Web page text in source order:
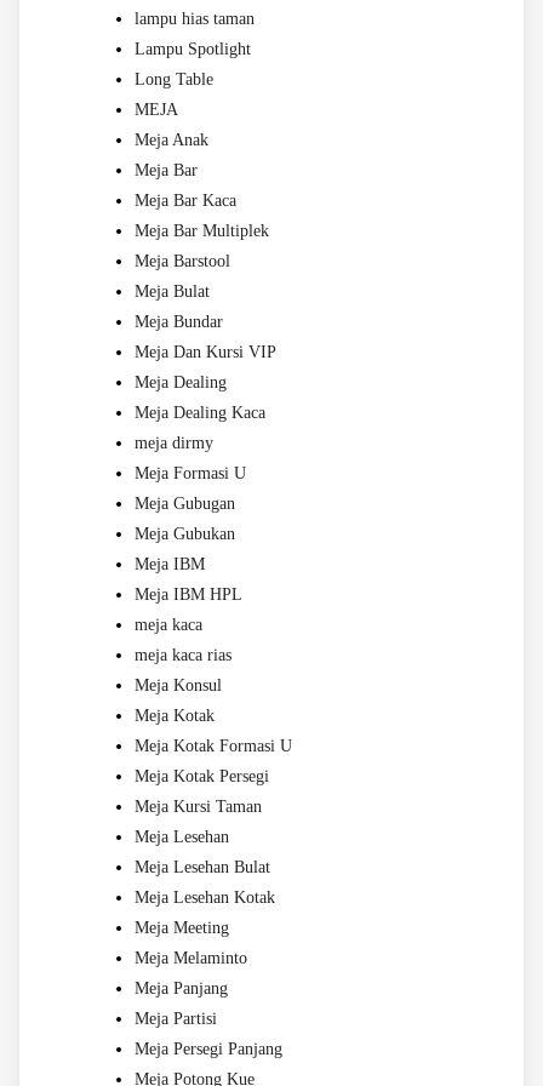
lampu hias taman
Lampu Spotlight
Long Table
MEJA
Meja Anak
Meja Bar
Meja Bar Kaca
Meja Bar Multiplek
Meja Barstool
Meja Bulat
Meja Bundar
Meja Dan Kursi VIP
Meja Dealing
Meja Dealing Kaca
meja dirmy
Meja Formasi U
Meja Gubugan
Meja Gubukan
Meja IBM
Meja IBM HPL
meja kaca
meja kaca rias
Meja Konsul
Meja Kotak
Meja Kotak Formasi U
Meja Kotak Persegi
Meja Kursi Taman
Meja Lesehan
Meja Lesehan Bulat
Meja Lesehan Kotak
Meja Meeting
Meja Melaminto
Meja Panjang
Meja Partisi
Meja Persegi Panjang
Meja Potong Kue